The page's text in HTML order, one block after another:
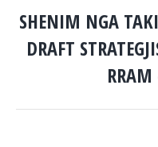
SHENIM NGA
DRAFT